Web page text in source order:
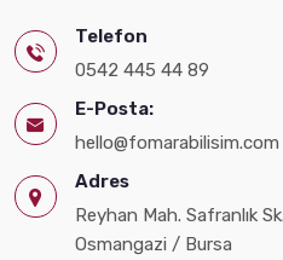
Telefon
0542 445 44 89
E-Posta:
hello@fomarabilisim.com
Adres
Reyhan Mah. Safranlık Sk. İlikler İş